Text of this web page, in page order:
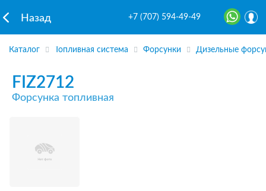
Назад +7 (707) 594-49-49
Каталог Топливная система Форсунки Дизельные
FIZ2712
Форсунка топливная